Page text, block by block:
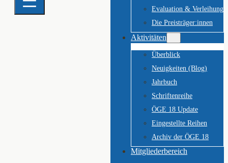
Evaluation & Verleihung
Die Preisträger:innen
Aktivitäten
Überblick
Neuigkeiten (Blog)
Jahrbuch
Schriftenreihe
ÖGE 18 Update
Eingestellte Reihen
Archiv der ÖGE 18
Mitgliederbereich